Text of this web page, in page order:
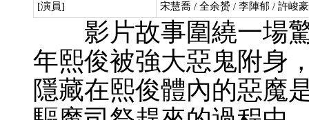
[演員] 宋慧喬 / 全余赟 / 李陣郁 / 許峻
影片故事圍繞一場驚
年熙俊被強大惡鬼附身
隱藏在熙俊體內的惡魔